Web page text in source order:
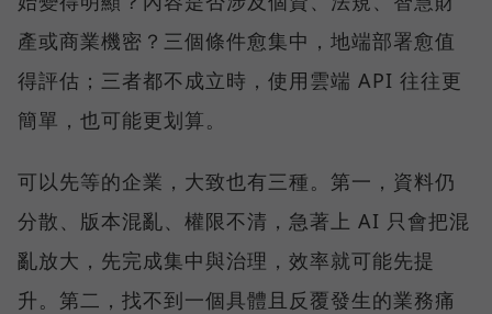
產或商業機密？三個條件愈集中，地端部署愈值
得評估；三者都不成立時，使用雲端 API 往往更
簡單，也可能更划算。
可以先等的企業，大致也有三種。第一，資料仍
分散、版本混亂、權限不清，急著上 AI 只會把混
亂放大，先完成集中與治理，效率就可能先提
升。第二，找不到一個具體且反覆發生的業務痛